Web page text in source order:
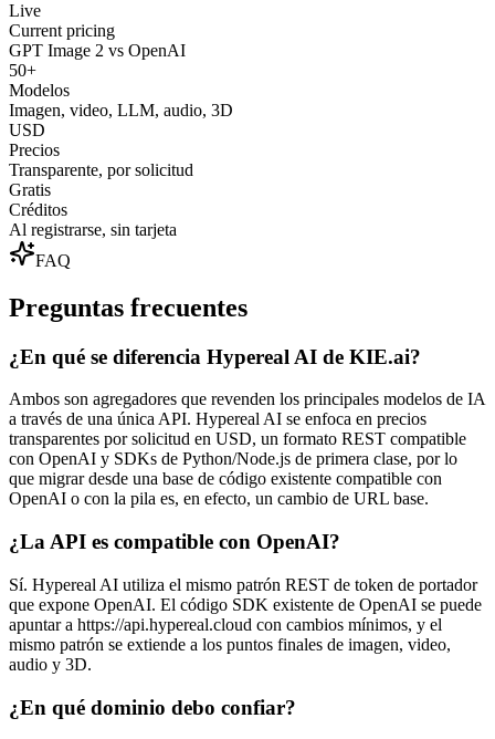
Live
Current pricing
GPT Image 2 vs OpenAI
50+
Modelos
Imagen, video, LLM, audio, 3D
USD
Precios
Transparente, por solicitud
Gratis
Créditos
Al registrarse, sin tarjeta
FAQ
Preguntas frecuentes
¿En qué se diferencia Hypereal AI de KIE.ai?
Ambos son agregadores que revenden los principales modelos de IA
a través de una única API. Hypereal AI se enfoca en precios
transparentes por solicitud en USD, un formato REST compatible
con OpenAI y SDKs de Python/Node.js de primera clase, por lo
que migrar desde una base de código existente compatible con
OpenAI o con la pila es, en efecto, un cambio de URL base.
¿La API es compatible con OpenAI?
Sí. Hypereal AI utiliza el mismo patrón REST de token de portador
que expone OpenAI. El código SDK existente de OpenAI se puede
apuntar a https://api.hypereal.cloud con cambios mínimos, y el
mismo patrón se extiende a los puntos finales de imagen, video,
audio y 3D.
¿En qué dominio debo confiar?